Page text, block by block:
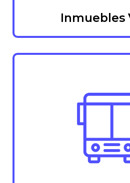
Inmuebles